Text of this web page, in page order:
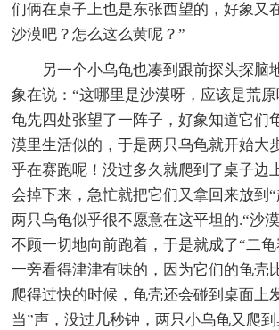
们俩在桌子上也是东张西望的，好象又
沙漠吧？怎么这么黄呢？”
另一个小乌龟也凑到跟前探头探脑
象在说：“这哪里是沙漠呀，应该是荒
龟先四处张望了一阵子，好象知道它们
漠里生活似的，于是两只乌龟就开始大
乎在赛跑呢！没过多久就爬到了桌子边
会掉下来，急忙就把它们又拿回来放到
两只乌龟似乎很不愿意在这平坦的.“沙
不顾一切地向前跑着，于是就成了“二
一旁看得津津有味的，因为它们的龟壳
爬得过快的时候，龟壳还会碰到桌面上
当”声，没过几秒钟，两只小乌龟又爬